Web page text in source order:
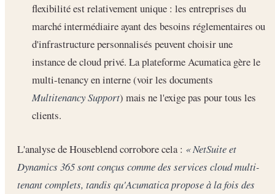
flexibilité est relativement unique : les entreprises du
marché intermédiaire ayant des besoins réglementaires ou
d'infrastructure personnalisés peuvent choisir une
instance de cloud privé. La plateforme Acumatica gère le
multi-tenancy en interne (voir les documents
Multitenancy Support) mais ne l'exige pas pour tous les
clients.
L'analyse de Houseblend corrobore cela : « NetSuite et
Dynamics 365 sont conçus comme des services cloud multi-
tenant complets, tandis qu'Acumatica propose à la fois des